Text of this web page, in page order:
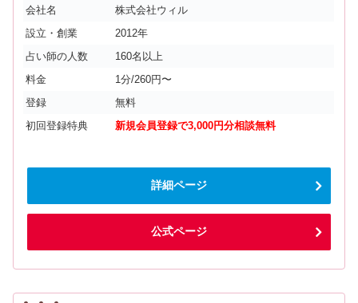
会社名
株式会社ウィル
設立・創業
2012年
占い師の人数
160名以上
料金
1分/260円〜
登録
無料
初回登録特典
新規会員登録で3,000円分相談無料
詳細ページ
公式ページ